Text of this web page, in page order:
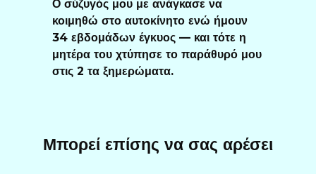
Ο σύζυγός μου με ανάγκασε να
κοιμηθώ στο αυτοκίνητο ενώ ήμουν
34 εβδομάδων έγκυος — και τότε η
μητέρα του χτύπησε το παράθυρό μου
στις 2 τα ξημερώματα.
Μπορεί επίσης να σας αρέσει